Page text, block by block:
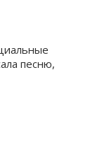
песню,